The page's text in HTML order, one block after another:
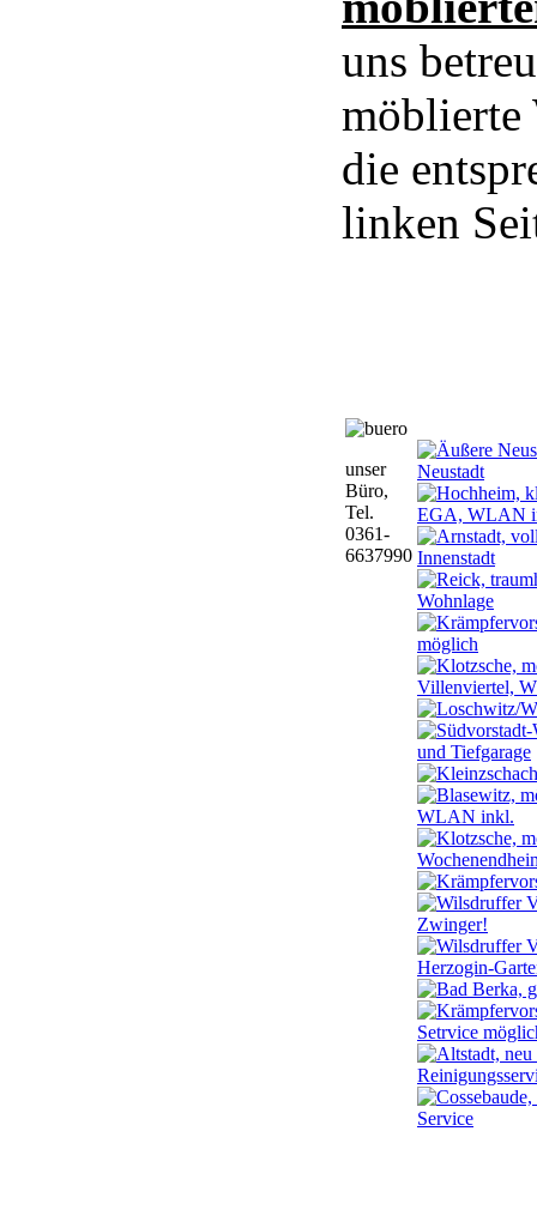
uns
möblierte
die
linken
unser
Büro,
Tel.
0361-
6637990